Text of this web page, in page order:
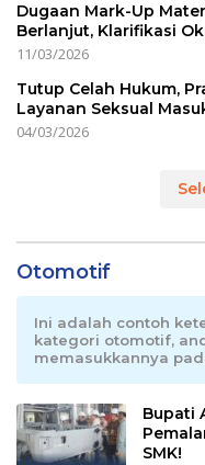
Dugaan Mark-Up
Berlanjut, Klarifikasi
11/03/2026
Tutup Celah Hukum,
Layanan Seksual
04/03/2026
Otomotif
Ini adalah contoh
kategori otomotif,
memasukkannya
Bupati
SMK!